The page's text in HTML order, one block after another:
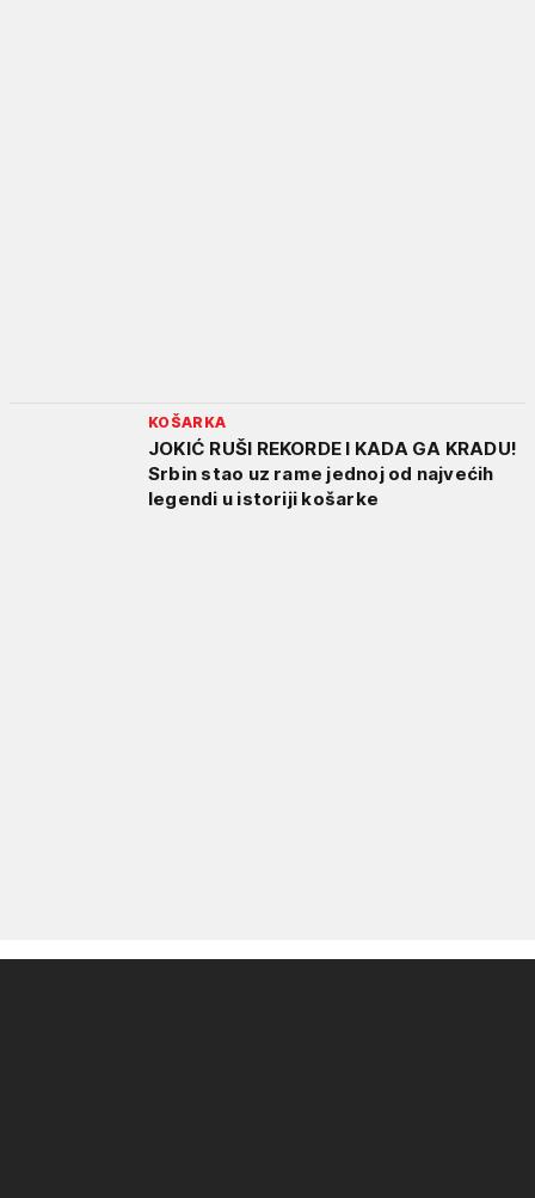
KOŠARKA
JOKIĆ RUŠI REKORDE I KADA GA KRADU!
Srbin stao uz rame jednoj od najvećih
legendi u istoriji košarke